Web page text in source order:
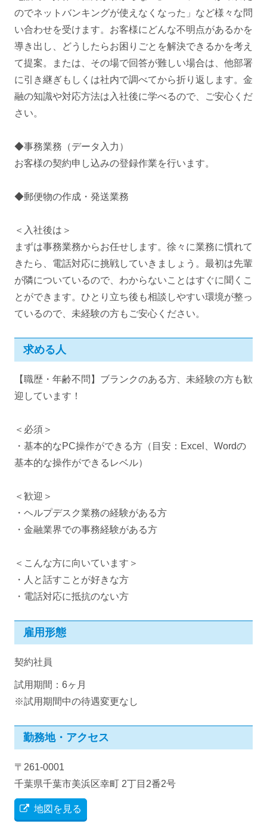
のでネットバンキングが使えなくなった」など様々な問
い合わせを受けます。お客様にどんな不明点があるかを
導き出し、どうしたらお困りごとを解決できるかを考え
て提案。または、その場で回答が難しい場合は、他部署
に引き継ぎもしくは社内で調べてから折り返します。金
融の知識や対応方法は入社後に学べるので、ご安心くだ
さい。
◆事務業務（データ入力）
お客様の契約申し込みの登録作業を行います。
◆郵便物の作成・発送業務
＜入社後は＞
まずは事務業務からお任せします。徐々に業務に慣れて
きたら、電話対応に挑戦していきましょう。最初は先輩
が隣についているので、わからないことはすぐに聞くこ
とができます。ひとり立ち後も相談しやすい環境が整っ
ているので、未経験の方もご安心ください。
求める人
【職歴・年齢不問】ブランクのある方、未経験の方も歓
迎しています！
＜必須＞
・基本的なPC操作ができる方（目安：Excel、Wordの
基本的な操作ができるレベル）
＜歓迎＞
・ヘルプデスク業務の経験がある方
・金融業界での事務経験がある方
＜こんな方に向いています＞
・人と話すことが好きな方
・電話対応に抵抗のない方
雇用形態
契約社員
試用期間：6ヶ月
※試用期間中の待遇変更なし
勤務地・アクセス
〒261-0001
千葉県千葉市美浜区幸町 2丁目2番2号
地図を見る